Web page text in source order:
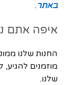
באתר.
איפה אתם
מוזמנים
שלנו.